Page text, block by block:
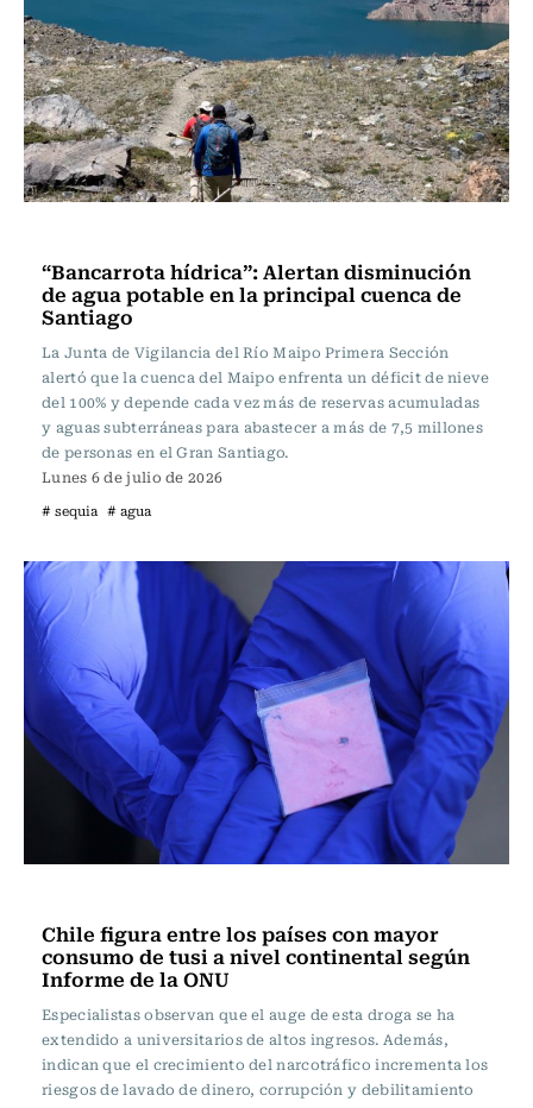
“Bancarrota hídrica”: Alertan disminución
de agua potable en la principal cuenca de
Santiago
La Junta de Vigilancia del Río Maipo Primera Sección
alertó que la cuenca del Maipo enfrenta un déficit de nieve
del 100% y depende cada vez más de reservas acumuladas
y aguas subterráneas para abastecer a más de 7,5 millones
de personas en el Gran Santiago.
Lunes 6 de julio de 2026
# sequia # agua
Chile figura entre los países con mayor
consumo de tusi a nivel continental según
Informe de la ONU
Especialistas observan que el auge de esta droga se ha
extendido a universitarios de altos ingresos. Además,
indican que el crecimiento del narcotráfico incrementa los
riesgos de lavado de dinero, corrupción y debilitamiento